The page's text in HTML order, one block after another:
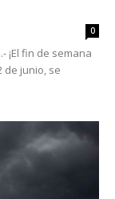
0
¡El fin de semana
de junio, se